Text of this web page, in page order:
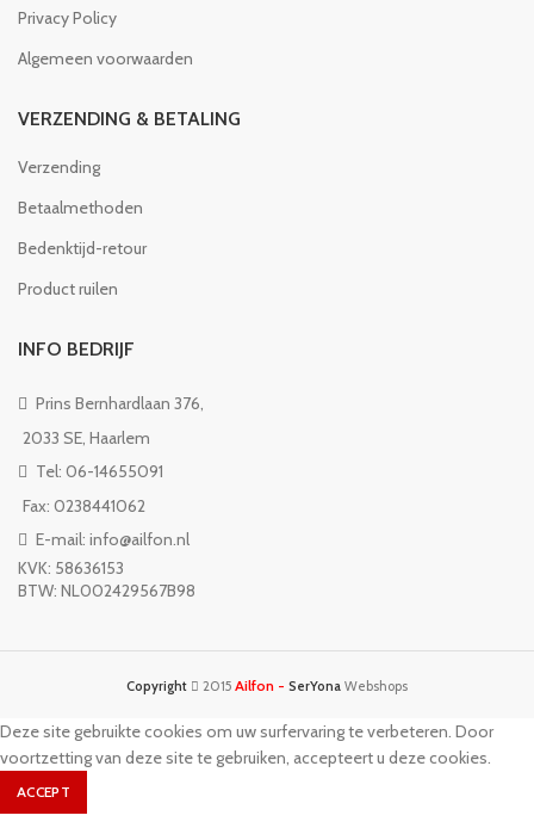
Privacy Policy
Algemeen voorwaarden
VERZENDING & BETALING
Verzending
Betaalmethoden
Bedenktijd-retour
Product ruilen
INFO BEDRIJF
Prins Bernhardlaan 376,
2033 SE, Haarlem
Tel: 06-14655091
Fax: 0238441062
E-mail: info@ailfon.nl
KVK: 58636153
BTW: NL002429567B98
Copyright 2015 Ailfon - SerYona Webshops
Deze site gebruikte cookies om uw surfervaring te verbeteren. Door
voortzetting van deze site te gebruiken, accepteert u deze cookies.
ACCEPT